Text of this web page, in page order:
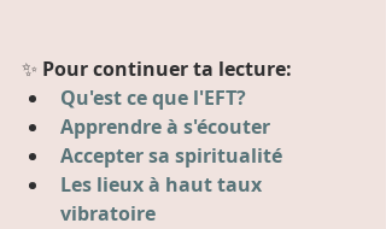
✨ Pour continuer ta lecture:
Qu'est ce que l'EFT?
Apprendre à s'écouter
Accepter sa spiritualité
Les lieux à haut taux
vibratoire